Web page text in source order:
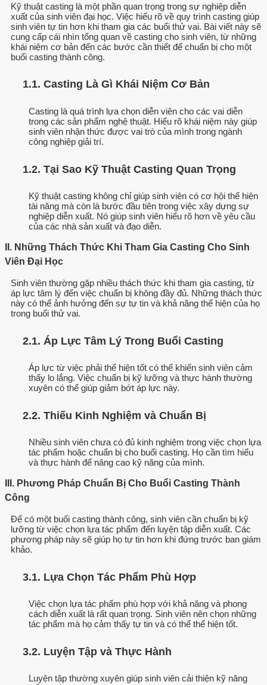
Kỹ thuật casting là một phần quan trọng trong sự nghiệp diễn
xuất của sinh viên đại học. Việc hiểu rõ về quy trình casting giúp
sinh viên tự tin hơn khi tham gia các buổi thử vai. Bài viết này sẽ
cung cấp cái nhìn tổng quan về casting cho sinh viên, từ những
khái niệm cơ bản đến các bước cần thiết để chuẩn bị cho một
buổi casting thành công.
1.1. Casting Là Gì Khái Niệm Cơ Bản
Casting là quá trình lựa chọn diễn viên cho các vai diễn
trong các sản phẩm nghệ thuật. Hiểu rõ khái niệm này giúp
sinh viên nhận thức được vai trò của mình trong ngành
công nghiệp giải trí.
1.2. Tại Sao Kỹ Thuật Casting Quan Trọng
Kỹ thuật casting không chỉ giúp sinh viên có cơ hội thể hiện
tài năng mà còn là bước đầu tiên trong việc xây dựng sự
nghiệp diễn xuất. Nó giúp sinh viên hiểu rõ hơn về yêu cầu
của các nhà sản xuất và đạo diễn.
II. Những Thách Thức Khi Tham Gia Casting Cho Sinh
Viên Đại Học
Sinh viên thường gặp nhiều thách thức khi tham gia casting, từ
áp lực tâm lý đến việc chuẩn bị không đầy đủ. Những thách thức
này có thể ảnh hưởng đến sự tự tin và khả năng thể hiện của họ
trong buổi thử vai.
2.1. Áp Lực Tâm Lý Trong Buổi Casting
Áp lực từ việc phải thể hiện tốt có thể khiến sinh viên cảm
thấy lo lắng. Việc chuẩn bị kỹ lưỡng và thực hành thường
xuyên có thể giúp giảm bớt áp lực này.
2.2. Thiếu Kinh Nghiệm và Chuẩn Bị
Nhiều sinh viên chưa có đủ kinh nghiệm trong việc chọn lựa
tác phẩm hoặc chuẩn bị cho buổi casting. Họ cần tìm hiểu
và thực hành để nâng cao kỹ năng của mình.
III. Phương Pháp Chuẩn Bị Cho Buổi Casting Thành
Công
Để có một buổi casting thành công, sinh viên cần chuẩn bị kỹ
lưỡng từ việc chọn lựa tác phẩm đến luyện tập diễn xuất. Các
phương pháp này sẽ giúp họ tự tin hơn khi đứng trước ban giám
khảo.
3.1. Lựa Chọn Tác Phẩm Phù Hợp
Việc chọn lựa tác phẩm phù hợp với khả năng và phong
cách diễn xuất là rất quan trọng. Sinh viên nên chọn những
tác phẩm mà họ cảm thấy tự tin và có thể thể hiện tốt.
3.2. Luyện Tập và Thực Hành
Luyện tập thường xuyên giúp sinh viên cải thiện kỹ năng